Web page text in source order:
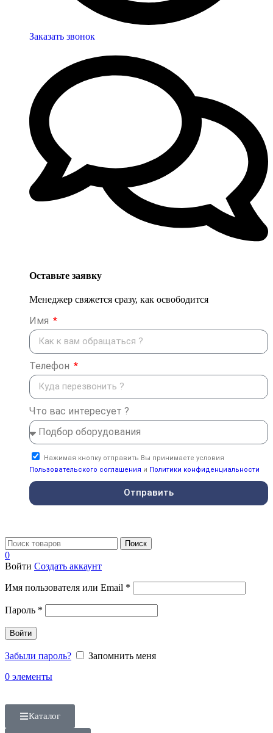
Заказать звонок
Оставьте заявку
Менеджер свяжется сразу, как освободится
Имя
Телефон
Что вас интересует ?
Нажимая кнопку отправить Вы принимаете условия
Пользовательского соглашения и Политики конфиденциальности
Отправить
Поиск
0
Войти Создать аккаунт
Имя пользователя или Email *
Пароль *
Войти
Забыли пароль?
Запомнить меня
0 элементы
Каталог